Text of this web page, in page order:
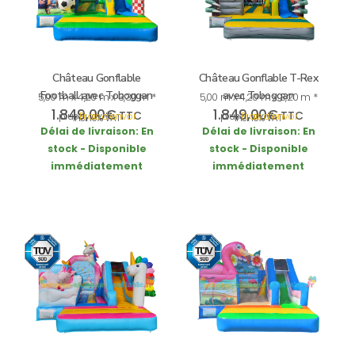
Château Gonflable
Football avec Toboggan
5,00 m x 4,20 m x 3,30 m *
1.849,00€TTC
incl. 19% VAT
plusFrais d’envoi
Délai de livraison: En
stock - Disponible
immédiatement
Château Gonflable T-Rex
avec Toboggan
5,00 m x 4,20 m x 3,20 m *
1.849,00€TTC
incl. 19% VAT
plusFrais d’envoi
Délai de livraison: En
stock - Disponible
immédiatement